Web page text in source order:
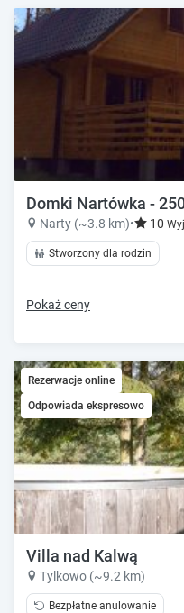
Domki Nartówka -
Narty (~3.8 km)• 10
Stworzony dla rodzin
Pokaż ceny
Rezerwacje online
Odpowiada ekspresowo
Villa nad Kalwą
Tylkowo (~9.2 km)
Bezpłatne anulowanie